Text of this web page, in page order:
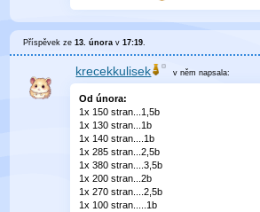
Příspěvek ze13. února v17:19
krecekkulisek v němnapsala:
Od února:
1x 150 stran...1,5b
1x 130 stran...1b
1x 140 stran....1b
1x 285 stran...2,5b
1x 380 stran....3,5b
1x 200 stran...2b
1x 270 stran....2,5b
1x 100 stran.....1b